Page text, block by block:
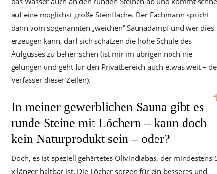
auf eine möglichst große Steinfläche. Der Fachmann spricht
dann vom sogenannten „weichen“ Saunadampf und wer dies
erzeugen kann, darf sich schätzen die hohe Schule des
Aufgusses zu beherrschen (ist mir im übrigen noch nie
gelungen und geht für den Privatbereich auch etwas weit –
Verfasser dieser Zeilen).
In meiner gewerblichen Sauna gibt es
runde Steine mit Löchern – kann doch
kein Naturprodukt sein – oder?
Doch, es ist speziell gehärtetes Olivindiabas, der mindestens
x länger haltbar ist. Die Löcher sorgen für ein besseres und